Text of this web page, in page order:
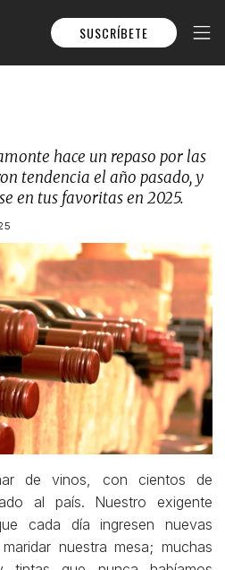
SUSCRÍBETE
hace un repaso por las
tendencia el año pasado, y
en tus favoritas en 2025.
de vinos, con cientos de
al país. Nuestro exigente
cada día ingresen nuevas
nuestra mesa; muchas